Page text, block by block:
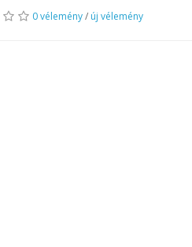
0 vélemény/ új vélemény